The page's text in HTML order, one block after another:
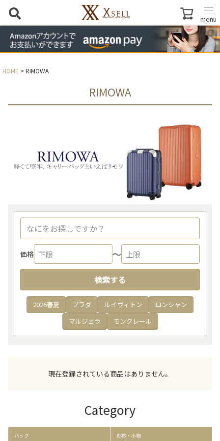
menu
HOME RIMOWA
RIMOWA
価格 〜
検索する
2026春夏 プラダ ルイヴィトン
ロンシャン
マルジェラ
モンクレール
現在登録されている商品はありません。
Category
バッグ 財布・小物